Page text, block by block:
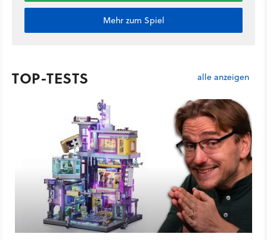
Mehr zum Spiel
TOP-TESTS alle anzeigen